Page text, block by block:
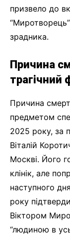
призвело до
зрадника.
Причина
трагічний
Причина
предметом
2025 року, за
Віталій
Москві. Його
клінік, але
наступного
року
Віктором
“людиною в